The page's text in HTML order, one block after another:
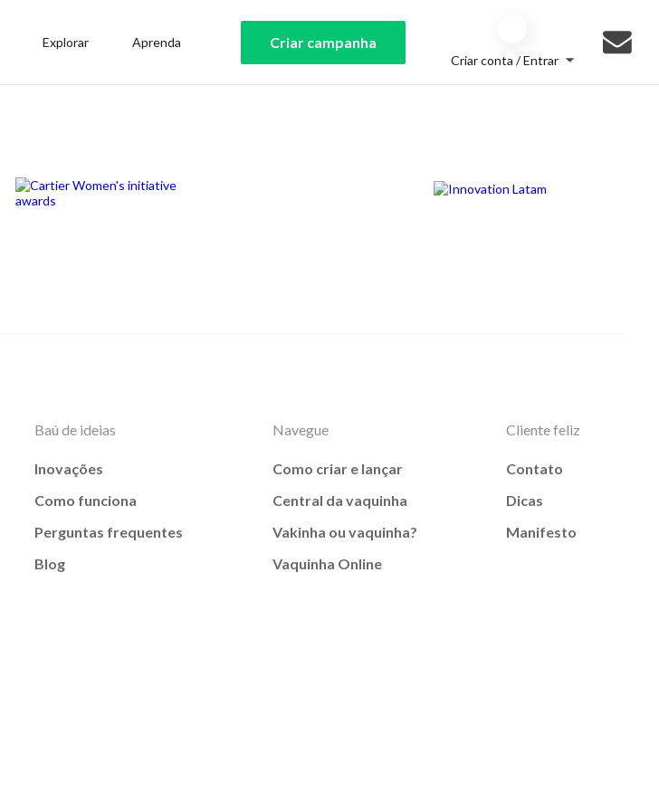
Explorar Aprenda Criar campanha
Criar conta / Entrar
Baú de ideias
Inovações
Como funciona
Perguntas frequentes
Blog
Navegue
Como criar e lançar
Central da vaquinha
Vakinha ou vaquinha?
Vaquinha Online
Cliente feliz
Contato
Dicas
Manifesto